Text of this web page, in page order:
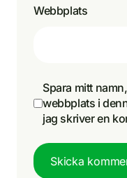
Webbplats
Spara mitt
webbplats i
jag skriver en
Skicka